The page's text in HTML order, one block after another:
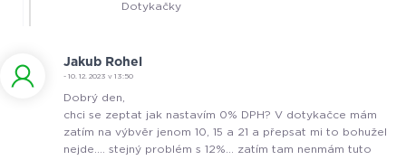
Dotykačky
Jakub Rohel
- 10. 12. 2023 v 13:50
Dobrý den,
chci se zeptat jak nastavím 0% DPH? V dotykačce mám
zatím na výbvěr jenom 10, 15 a 21 a přepsat mi to bohužel
nejde…. stejný problém s 12%… zatím tam nenmám tuto